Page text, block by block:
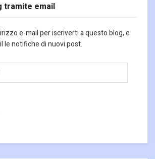
tramite email
e-mail per iscriverti a questo blog, e
le notifiche di nuovi post.